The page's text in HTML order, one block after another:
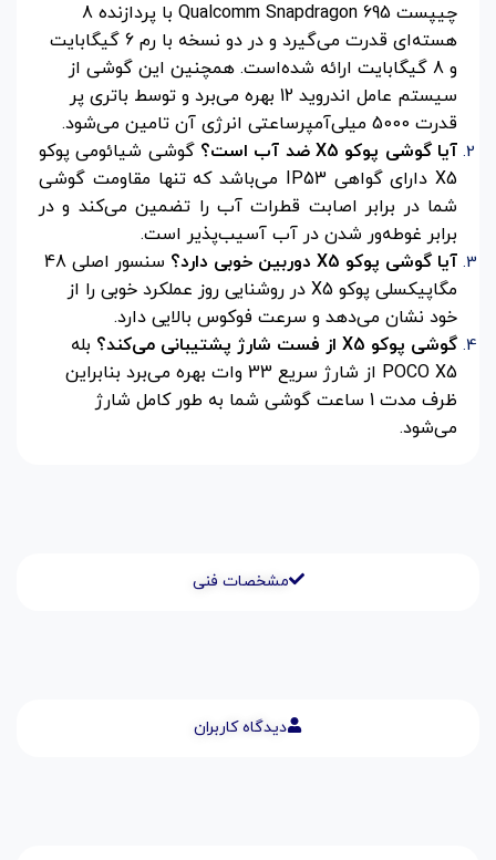
مشخصات فنی
دیدگاه کاربران
چیپست Qualcomm Snapdragon 695 با پردازنده 8
هسته‌ای قدرت می‌گیرد و در دو نسخه با رم 6 گیگابایت
و 8 گیگابایت ارائه شده‌است. همچنین این گوشی از
سیستم عامل اندروید 12 بهره می‌برد و توسط باتری پر
قدرت 5000 میلی‌آمپرساعتی انرژی آن تامین می‌شود.
آیا گوشی پوکو X5 ضد آب است؟
گوشی شیائومی پوکو
X5 دارای گواهی IP53 می‌باشد که تنها مقاومت گوشی
شما در برابر اصابت قطرات آب را تضمین می‌کند و در
برابر غوطه‌ور شدن در آب آسیب‌پذیر است.
آیا گوشی پوکو X5 دوربین خوبی دارد؟
سنسور اصلی 48
مگاپیکسلی پوکو X5 در روشنایی روز عملکرد خوبی را از
خود نشان می‌دهد و سرعت فوکوس بالایی دارد.
گوشی پوکو X5 از فست شارژ پشتیبانی می‌کند؟
بله
POCO X5 از شارژ سریع 33 وات بهره می‌برد بنابراین
ظرف مدت 1 ساعت گوشی شما به طور کامل شارژ
می‌شود.